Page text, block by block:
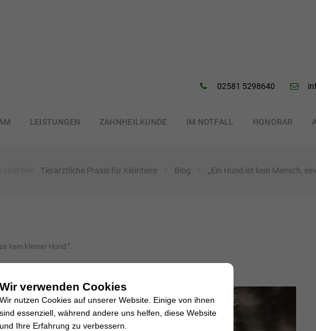
02581 5298640
LEISTUNGEN ZAHNHEILKUNDE IM NOTFALL HONORAR
Tierärztliche Praxis für Kleintiere Blog „Ein Hund ist kein Mensch,
kein kleiner Hund.“.
Wir verwenden Cookies
Wir nutzen Cookies auf unserer Website. Einige von ihnen
sind essenziell, während andere uns helfen, diese Website
und Ihre Erfahrung zu verbessern.